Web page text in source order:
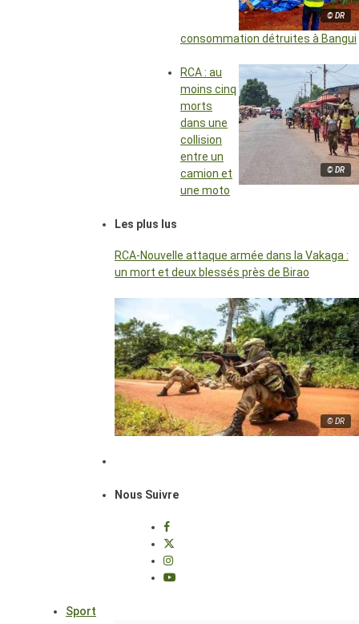
© DR
consommation détruites à Bangui
© DR
RCA : au
moins cinq
morts
dans une
collision
entre un
camion et
une moto
Les plus lus
RCA-Nouvelle attaque armée dans la Vakaga :
un mort et deux blessés près de Birao
© DR
Nous Suivre
Sport